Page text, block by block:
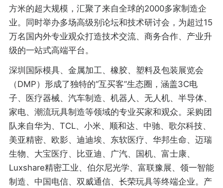
方米的超大规模，汇聚了来自全球的2000多家制造企
业。同时举办多场高级别论坛和技术研讨会，为超过15
万名国内外专业观众打造技术交流、商务合作、产业升
级的一站式高端平台。
深圳国际模具、金属加工、橡胶、塑料及包装展览会
（DMP）形成了独特的“互买客”生态圈，涵盖3C电
子、医疗器械、汽车制造、机器人、无人机、半导体、
家电、潮流玩具制造等领域的专业买家和观众。采购团
队来自华为、TCL、小米、顺和达、中驰、歌尔科技、
美亚精密、欧影、迪迪埃、东软医疗、华邦生命、迈瑞
生物、大宝医疗、比亚迪、广汽、国机、富士康、
Luxshare精密工业、伯尔尼光学、富联豫展、领一智能
制造、中国电信、双威通信、长荣玩具等终端企业。产